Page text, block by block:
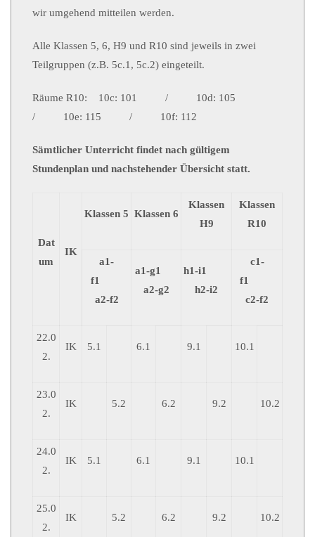
wir umgehend mitteilen werden.
Alle Klassen 5, 6, H9 und R10 sind jeweils in zwei
Teilgruppen (z.B. 5c.1, 5c.2) eingeteilt.
Räume R10: 10c: 101 / 10d: 105
/ 10e: 115 / 10f: 112
Sämtlicher Unterricht findet nach gültigem
Stundenplan und nachstehender Übersicht statt.
Dat
um
IK
Klassen 5 Klassen 6
Klassen
H9
Klassen
R10
a1-
f1
a2-f2
a1-g1
a2-g2
h1-i1
h2-i2
c1-
f1
c2-f2
22.0
2.
IK 5.1 6.1 9.1 10.1
23.0
2.
IK 5.2 6.2 9.2 10.2
24.0
2.
IK 5.1 6.1 9.1 10.1
25.0
2.
IK 5.2 6.2 9.2 10.2